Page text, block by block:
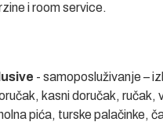
i room service.
- samoposluživanje –
kasni doručak, ručak,
pića, turske palačinke,